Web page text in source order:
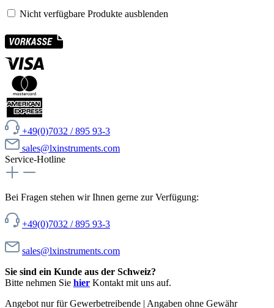
Nicht verfügbare Produkte ausblenden
+49(0)7032 / 895 93-3
sales@lxinstruments.com
Service-Hotline
Bei Fragen stehen wir Ihnen gerne zur Verfügung:
+49(0)7032 / 895 93-3
sales@lxinstruments.com
Sie sind ein Kunde aus der Schweiz?
Bitte nehmen Sie hier Kontakt mit uns auf.
Angebot nur für Gewerbetreibende | Angaben ohne Gewähr